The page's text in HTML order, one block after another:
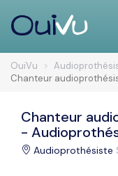
OuiVu
Chanteur
Chanteur
-
Audioprothésiste